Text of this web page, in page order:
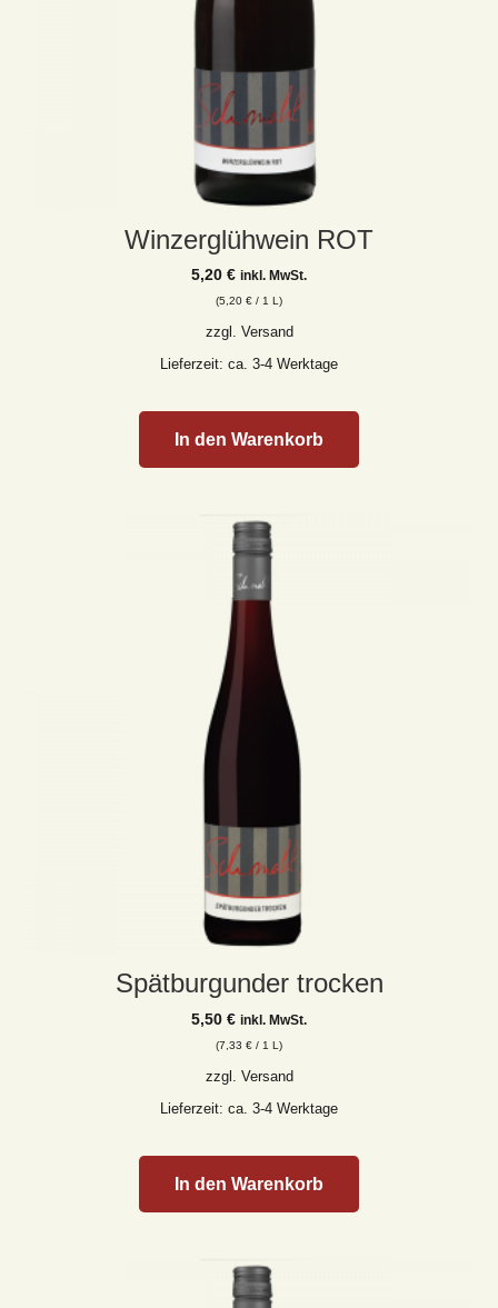
Winzerglühwein ROT
5,20 € inkl. MwSt.
(5,20 € / 1 L)
zzgl. Versand
Lieferzeit: ca. 3-4 Werktage
In den Warenkorb
Spätburgunder trocken
5,50 € inkl. MwSt.
(7,33 € / 1 L)
zzgl. Versand
Lieferzeit: ca. 3-4 Werktage
In den Warenkorb